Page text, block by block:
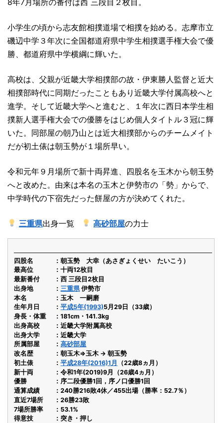
小学生の頃から志友館相撲道場で相撲を始める。志摩市立
磯辺中学３年次に全国都道府県中学生相撲選手権大会で優
勝、都道府県中学横綱に輝いた。
高校は、父親が近畿大学相撲部の故・伊東勝人監督と近大
相撲部時代に同期だったこともあり近畿大学付属高校へと
進学。そして近畿大学へと進むと、１年次に西日本学生相
撲新人選手権大会での優勝をはじめ個人タイトル３冠に輝
いた。同部屋の朝乃山とは近大相撲部からのチームメイト
だが初土俵は朝玉勢が１場所早い。
令和元年９月場所で新十両昇進、四股名を玉木から朝玉勢
へと改めた。由来は本名の玉木と伊勢市の「勢」からで、
中学時代の下宿先だった餅屋の方が決めてくれた。
三重県出身一覧 高砂部屋の力士
四股名
朝玉勢 大幸（あさぎょくせい たいこう）
最高位
十両12枚目
最新番付
西 三段目2枚目
出身地
三重県 伊勢市
本名
玉木 一嗣磨
生年月日
平成5年(1993)5月29日（33歳）
身長・体重
181cm・141.3kg
出身高校
近畿大学附属高校
出身大学
近畿大学
所属部屋
高砂部屋
改名歴
朝玉木⇒玉木 → 朝玉勢
初土俵
平成28年(2016)1月
（22歳8ヵ月）
新十両
令和1年(2019)9月（26歳4ヵ月）
優勝
序二段優勝1回，序ノ口優勝1回
通算成績
240勝216敗4休／455出場（勝率：52.7％）
直近7場所
26勝23敗
7場所勝率
53.1%
得意技
突き・押し